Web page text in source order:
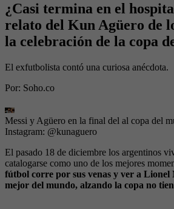
¿Casi termina en el
relato del Kun Agüero de
la celebración de la copa
El exfutbolista contó una curiosa anécdota.
Por: Soho.co
Messi y Agüero en la final del al copa del
Instagram: @kunaguero
El pasado 18 de diciembre los argentinos
catalogarse como uno de los mejores
fútbol corre por sus venas y ver a Lionel
mejor del mundo, alzando la copa no